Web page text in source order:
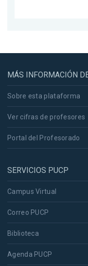
MÁS INFORMACIÓN
Sobre esta plataforma
Ver cifras de profesores
Portal del Profesorado
SERVICIOS PUCP
Campus Virtual
Correo PUCP
Biblioteca
Agenda PUCP